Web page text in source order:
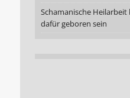
Schamanische
dafür geboren sein